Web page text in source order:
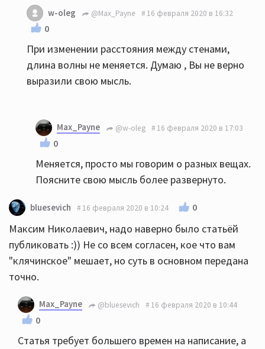
w-oleg @Max_Payne 16 февраля 2020 в 16:32
0
При изменении расстояния между стенами,
длина волны не меняется. Думаю , Вы не верно
выразили свою мысль.
Max_Payne @w-oleg 16 февраля 2020 в 17:03
0
Меняется, просто мы говорим о разных вещах.
Поясните свою мысль более развернуто.
bluesevich 16 февраля 2020 в 10:24 0
Максим Николаевич, надо наверно было статьёй
публиковать :)) Не со всем согласен, кое что вам
"клячинское" мешает, но суть в основном передана
точно.
Max_Payne @bluesevich 16 февраля 2020 в 10:44
0
Статья требует большего времен на написание, а